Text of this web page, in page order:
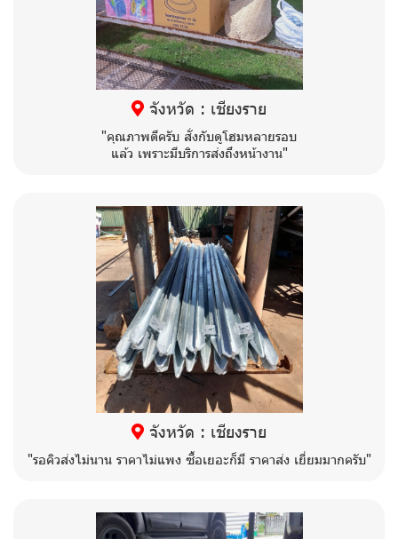
จังหวัด : เชียงราย
"คุณภาพดีครับ สั่งกับดูโฮมหลายรอบ
แล้ว เพราะมีบริการส่งถึงหน้างาน"
จังหวัด : เชียงราย
"รอคิวส่งไม่นาน ราคาไม่แพง ซื้อเยอะก็มี ราคาส่ง เยี่ยมมากครับ"